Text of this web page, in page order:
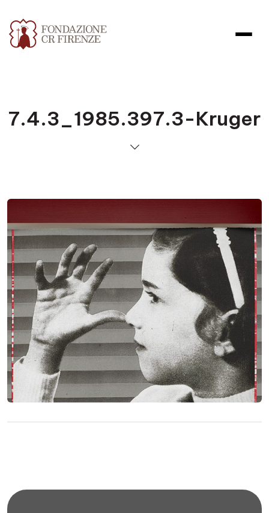
7.4.3_1985.397.3-Kruger